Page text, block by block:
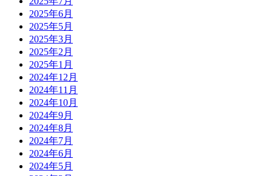
2025年6月
2025年5月
2025年3月
2025年2月
2025年1月
2024年12月
2024年11月
2024年10月
2024年9月
2024年8月
2024年7月
2024年6月
2024年5月